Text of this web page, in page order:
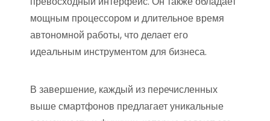
мощным процессором и длительное время
автономной работы, что делает его
идеальным инструментом для бизнеса.
В завершение, каждый из перечисленных
выше смартфонов предлагает уникальные